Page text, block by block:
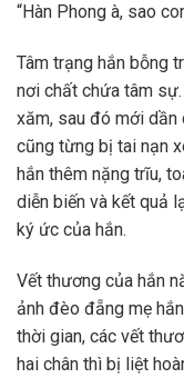
“Hàn Phong à, sao
Tâm trạng hắn bỗng
nơi chất chứa tâm
xăm, sau đó mới dần
cũng từng bị tai nạn
hắn thêm nặng trĩu,
diễn biến và kết quả
ký ức của hắn.
Vết thương của hắn
ảnh đèo đẵng mẹ
thời gian, các vết
hai chân thì bị liệt